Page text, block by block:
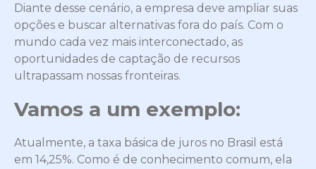
Diante desse cenário, a empresa deve ampliar suas
opções e buscar alternativas fora do país. Com o
mundo cada vez mais interconectado, as
oportunidades de captação de recursos
ultrapassam nossas fronteiras.
Vamos a um exemplo:
Atualmente, a taxa básica de juros no Brasil está
em 14,25%. Como é de conhecimento comum, ela